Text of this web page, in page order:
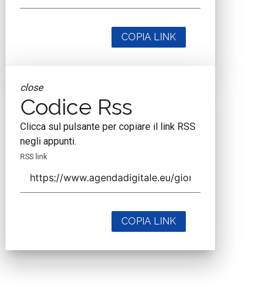
COPIA LINK
close
Codice Rss
Clicca sul pulsante per copiare il link RSS
negli appunti.
RSS link
COPIA LINK